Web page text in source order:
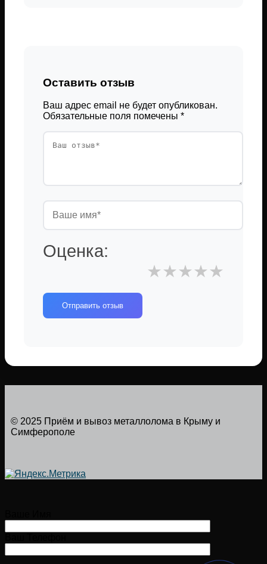
Оставить отзыв
Ваш адрес email не будет опубликован.
Обязательные поля помечены *
Оценка:
★
★
★
★
★
Отправить отзыв
© 2025 Приём и вывоз металлолома в Крыму и
Симферополе